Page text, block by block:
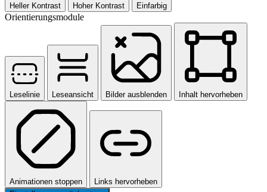
Heller Kontrast Hoher Kontrast Einfarbig
Orientierungsmodule
Leselinie Leseansicht Bilder ausblenden Inhalt hervorheben
Animationen stoppen
Links hervorheben